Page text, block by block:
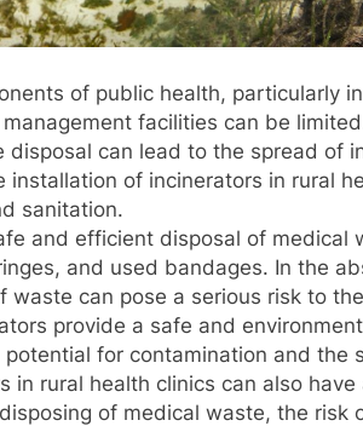
of public health, particularly
facilities can be
can lead to the spread of
of incinerators in rural
sanitation.
and efficient disposal of medical
and used bandages. In the
can pose a serious risk to
provide a safe and
for contamination and the
in rural health clinics can also
of medical waste, the risk